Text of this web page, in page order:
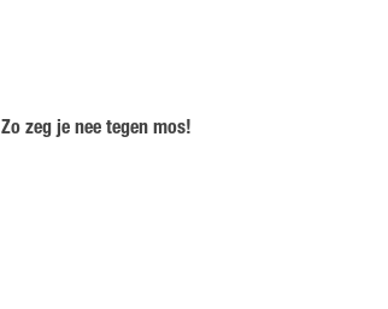
Zo zeg je nee tegen mos!